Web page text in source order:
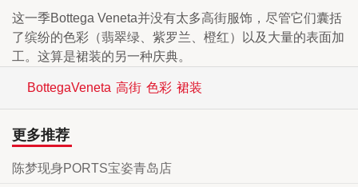
这一季Bottega Veneta并没有太多高街服饰，尽管它们囊括
了缤纷的色彩（翡翠绿、紫罗兰、橙红）以及大量的表面加
工。这算是裙装的另一种庆典。
BottegaVeneta 高街 色彩 裙装
更多推荐
陈梦现身PORTS宝姿青岛店